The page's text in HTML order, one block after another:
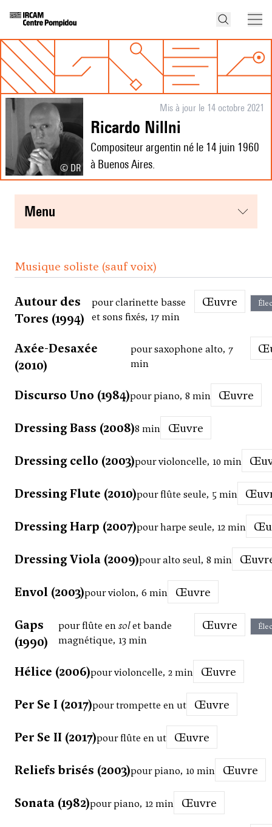
© DR
Mis à jour le 14 octobre 2021
Ricardo Nillni
Compositeur argentin né le 14 juin 1960
à Buenos Aires.
menu
Musique soliste (sauf voix)
Autour des
Tores (1994)
pour clarinette basse
et sons fixés, 17 min
Œuvre
Axée-Desaxée
(2010)
pour saxophone alto, 7
min
Discurso Uno (1984)pour piano, 8 min Œuvre
Dressing Bass (2008)8 min Œuvre
Dressing cello (2003)pour violoncelle, 10 min
Dressing Flute (2010)pour flûte seule, 5 min
Dressing Harp (2007)pour harpe seule, 12 min
Dressing Viola (2009)pour alto seul, 8 min
Envol (2003)pour violon, 6 min Œuvre
Gaps
(1990)
pour flûte ensolet bande
magnétique, 13 min
Œuvre
Hélice (2006)pour violoncelle, 2 min Œuvre
Per Se I (2017)pour trompette en ut Œuvre
Per Se II (2017)pour flûte en ut Œuvre
Reliefs brisés (2003)pour piano, 10 min Œuvre
Sonata (1982)pour piano, 12 min Œuvre